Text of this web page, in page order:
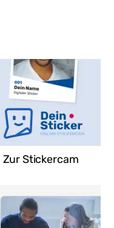
19
Zur Stickercam